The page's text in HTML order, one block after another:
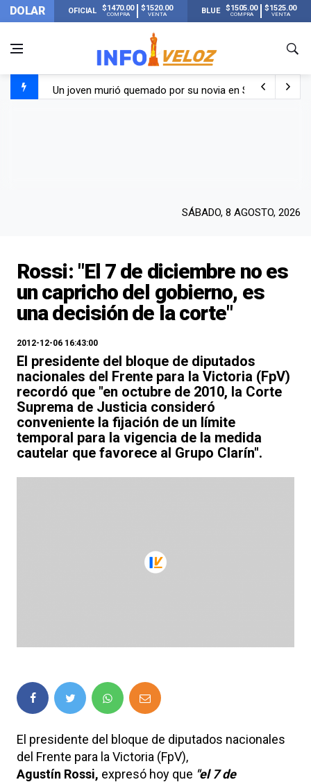
DOLAR OFICIAL $1470.00
COMPRA
$1520.00
VENTA BLUE $1505.00
COMPRA
$1525.00
VENTA
Un joven murió quemado por su novia en San Luis:
SÁBADO, 8 AGOSTO, 2026
Rossi: "El 7 de diciembre no es
un capricho del gobierno, es
una decisión de la corte"
2012-12-06 16:43:00
El presidente del bloque de diputados
nacionales del Frente para la Victoria (FpV)
recordó que "en octubre de 2010, la Corte
Suprema de Justicia consideró
conveniente la fijación de un límite
temporal para la vigencia de la medida
cautelar que favorece al Grupo Clarín".
El presidente del bloque de diputados nacionales
del Frente para la Victoria (FpV),
Agustín Rossi, expresó hoy que "el 7 de